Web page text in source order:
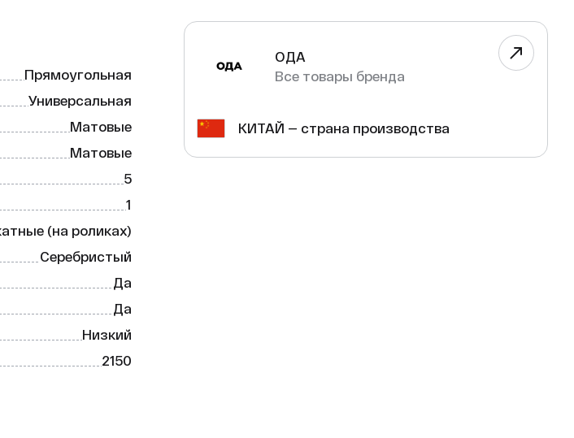
Прямоугольная
Универсальная
Матовые
Матовые
5
1
(на роликах)
Серебристый
Да
Да
Низкий
2150
ОДА
Все товары бренда
КИТАЙ — страна производства